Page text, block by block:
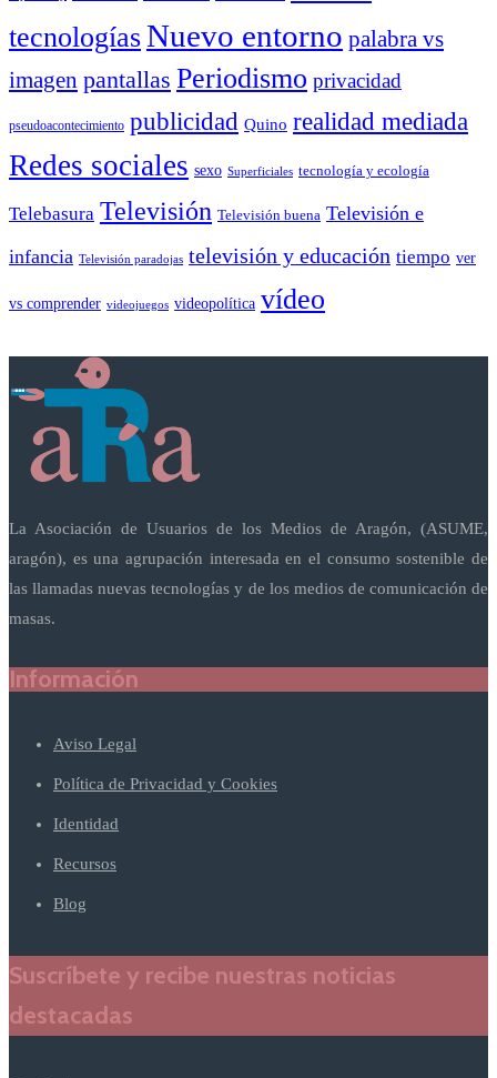
tecnologíasNuevo entorno palabra vs
imagen pantallas Periodismo privacidad
pseudoacontecimiento publicidad Quino realidad mediada
Redes sociales sexo Superficiales tecnología y ecología
Telebasura Televisión Televisión buena Televisión e
infancia Televisión paradojas televisión y educación tiempo ver
vs comprender videojuegos videopolítica vídeo
La Asociación de Usuarios de los Medios de Aragón, (ASUME,
aragón), es una agrupación interesada en el consumo sostenible de
las llamadas nuevas tecnologías y de los medios de comunicación de
masas.
Información
Aviso Legal
Política de Privacidad y Cookies
Identidad
Recursos
Blog
Suscríbete y recibe nuestras noticias
destacadas